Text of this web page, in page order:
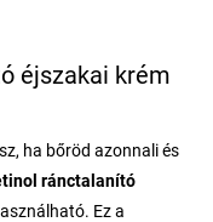
éjszakai krém
ha bőröd azonnali és
ránctalanító
Ez a